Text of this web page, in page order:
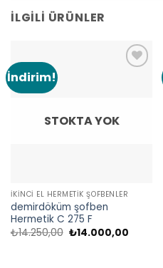
İLGILI ÜRÜNLER
İndirim!
STOKTA YOK
İKINCI EL HERMETIK ŞOFBENLER
demirdöküm şofben
Hermetik C 275 F
₺14.250,00 Orijinal
₺14.000,00Şu